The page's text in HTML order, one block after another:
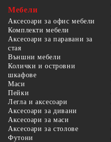
Мебели
Аксесоари за офис мебели
Комплекти мебели
Аксесоари за паравани за
стая
Външни мебели
Колички и островни
шкафове
Маси
Пейки
Легла и аксесоари
Аксесоари за дивани
Аксесоари за маси
Аксесоари за столове
Футони